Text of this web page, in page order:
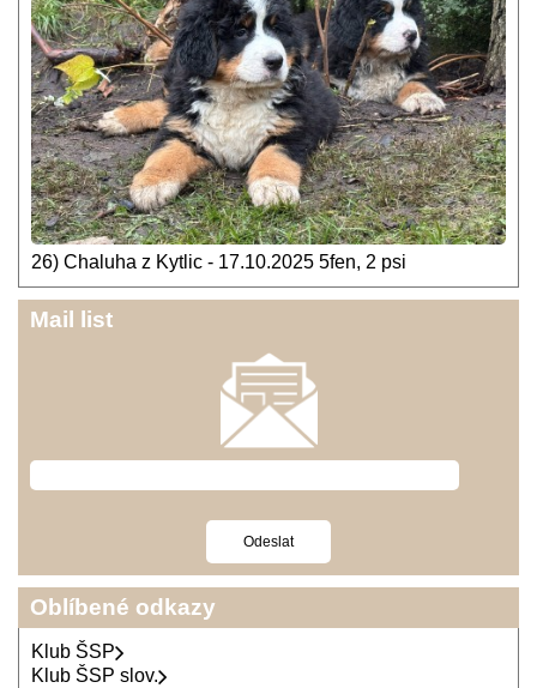
26) Chaluha z Kytlic - 17.10.2025 5fen, 2 psi
Mail list
Oblíbené odkazy
Klub ŠSP
Klub ŠSP slov.